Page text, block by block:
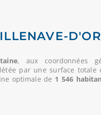
, aux coordonnées
par une surface totale
optimale de 1 546